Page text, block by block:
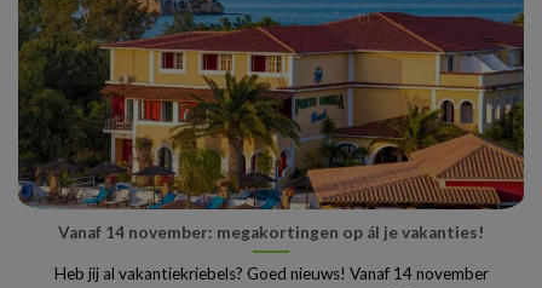
Vanaf 14 november: megakortingen op ál je vakanties!
Heb jij al vakantiekriebels? Goed nieuws! Vanaf 14 november